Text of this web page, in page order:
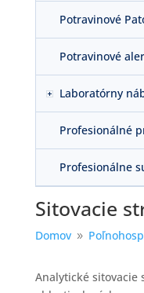
Potravinové
Potravinové
Laboratórny
Profesionálné
Profesionálne
Sitovacie
Domov 9
Analytické sitovacie